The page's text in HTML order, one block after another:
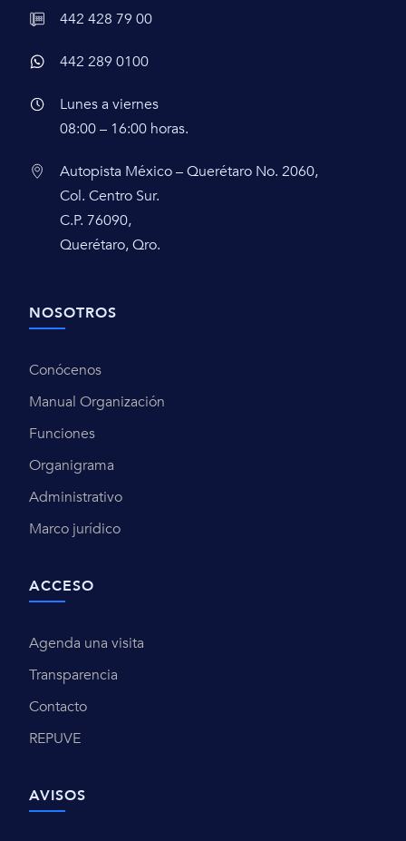
442 428 79 00
442 289 0100
Lunes a viernes
08:00 – 16:00 horas.
Autopista México – Querétaro No. 2060,
Col. Centro Sur.
C.P. 76090,
Querétaro, Qro.
NOSOTROS
Conócenos
Manual Organización
Funciones
Organigrama
Administrativo
Marco jurídico
ACCESO
Agenda una visita
Transparencia
Contacto
REPUVE
AVISOS